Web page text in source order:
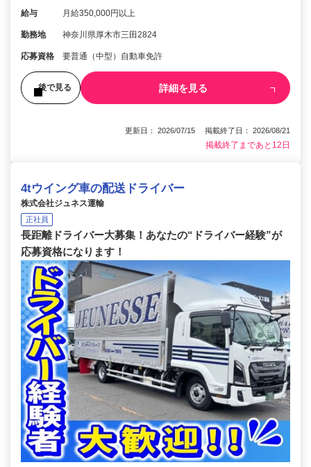
給与 月給350,000円以上
勤務地 神奈川県厚木市三田2824
応募資格 要普通（中型）自動車免許
後で見る 詳細を見る
更新日： 2026/07/15 掲載終了日： 2026/08/21
掲載終了まであと12日
4tウイング車の配送ドライバー
株式会社ジュネス運輸
正社員
長距離ドライバー大募集！あなたの“ドライバー経験”が
応募資格になります！